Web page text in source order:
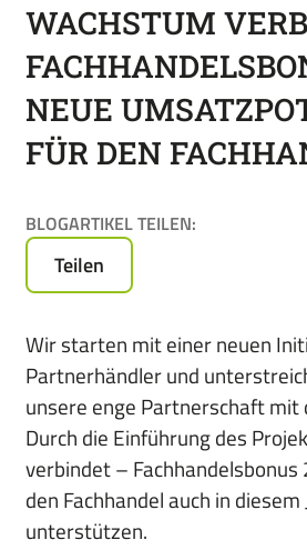
für
Selbstständige.
Wir
organisieren
Ihr
Rundum-
sorglos-
für
Leasen
E-
Bikes,
Pedelecs
u.v.m.
WACHSTUM
NEUE
FÜR DEN
BLOGARTIKEL TEILEN:
Teilen
Wir starten mit einer neuen
Partnerhändler und
unsere enge Partnerschaft mit
Durch die Einführung des
verbindet –
den Fachhandel auch in
unterstützen.